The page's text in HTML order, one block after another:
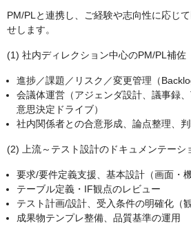
PM/PLと連携し、ご経験や志向性に応じ
せします。
(1) 社内ディレクション中心のPM/PL補佐
進捗／課題／リスク／変更管理（
会議体運営（アジェンダ設計、議事録、
意思決定ドライブ）
社内関係者との合意形成、論点整理、
(2) 上流～テスト設計のドキュメンテーシ
要求/要件定義支援、基本設計（画面・
テーブル定義・IF観点のレビュー
テスト計画/設計、受入条件の明確化（
成果物テンプレ整備、品質基準の運用